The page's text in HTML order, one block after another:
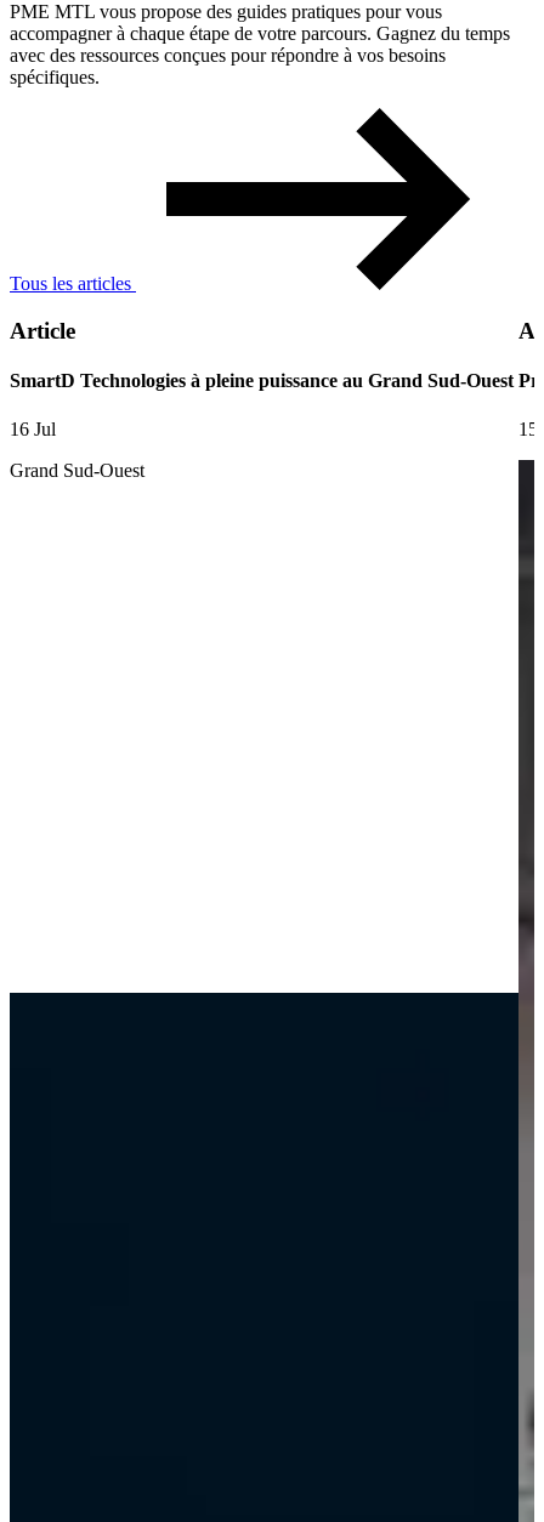
PME MTL vous propose des guides pratiques pour vous
accompagner à chaque étape de votre parcours. Gagnez du temps
avec des ressources conçues pour répondre à vos besoins
spécifiques.
Tous les articles
Article
SmartD Technologies à pleine puissance au Grand Sud-Ouest
16 Jul
Grand Sud-Ouest
15